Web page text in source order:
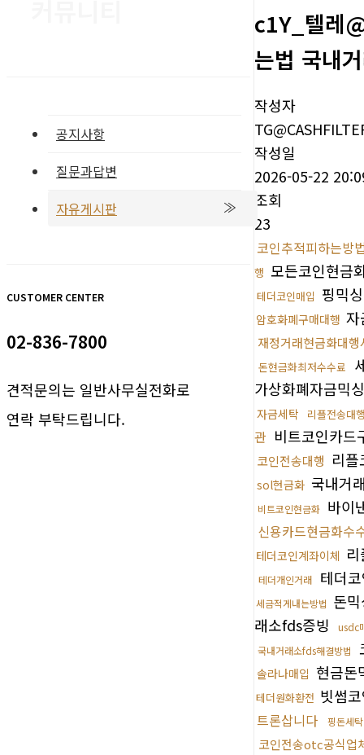
공지사항
질문과답변
자유게시판
CUSTOMER CENTER
02-836-7800
견적문의는 일반사무실전화로
연락 부탁드립니다.
c1Y_텔레
는법 국내
작성자
작성일
2026-05-22
조회
23
코인추적피하는방
행 모든코인현금
테더코인매입 핑믹
암호화폐구매대행 자
재정거래현금화대행
돈현금화최저수수료
가상화폐자금믹
자금세탁 리플전송대
관 비트코인카
코인전송대행 리
sol현금화 국내거
비트코인현금화 바이
신용카드현금화수
테더코인계좌이체
테더개인거래 테더
세금적게내는방법 돈
래소fds증빙
usdc
국내거래소fds해결방법
솔라나매입 현금돈
테더원화환전 빗썸
트론삽니다 핑돈세탁
코인전송otc공식업